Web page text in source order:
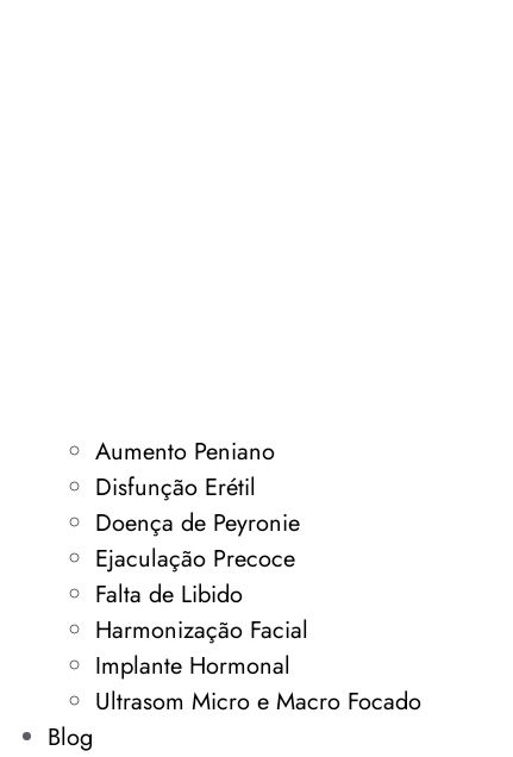
Aumento Peniano
Disfunção Erétil
Doença de Peyronie
Ejaculação Precoce
Falta de Libido
Harmonização Facial
Implante Hormonal
Ultrasom Micro e Macro Focado
Blog